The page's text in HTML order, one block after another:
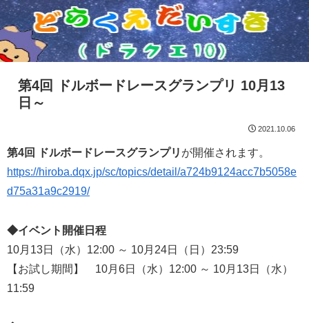
第4回 ドルボードレースグランプリ 10月13
日～
2021.10.06
第4回 ドルボードレースグランプリ が開催されます。
https://hiroba.dqx.jp/sc/topics/detail/a724b9124acc7b5058e
d75a31a9c2919/
◆イベント開催日程
10月13日（水）12:00 ～ 10月24日（日）23:59
【お試し期間】 10月6日（水）12:00 ～ 10月13日（水）
11:59